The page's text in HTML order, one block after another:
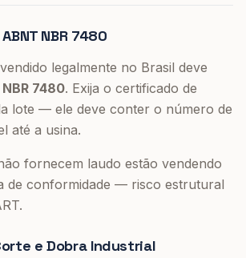
NBR 7480
legalmente no Brasil deve
7480. Exija o certificado de
lote — ele deve conter o número de
até a usina.
fornecem laudo estão vendendo
de conformidade — risco estrutural
e Dobra Industrial